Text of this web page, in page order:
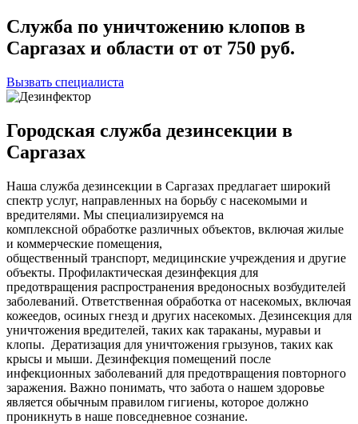
Служба по уничтожению клопов в
Саргазах и области от от 750 руб.
Вызвать специалиста
Городская служба дезинсекции в
Саргазах
Наша служба дезинсекции в Саргазах предлагает широкий
спектр услуг, направленных на борьбу с насекомыми и
вредителями. Мы специализируемся на
комплексной обработке различных объектов, включая жилые
и коммерческие помещения,
общественный транспорт, медицинские учреждения и другие
объекты. Профилактическая дезинфекция для
предотвращения распространения вредоносных возбудителей
заболеваний. Ответственная обработка от насекомых, включая
кожеедов, осиных гнезд и других насекомых. Дезинсекция для
уничтожения вредителей, таких как тараканы, муравьи и
клопы. Дератизация для уничтожения грызунов, таких как
крысы и мыши. Дезинфекция помещений после
инфекционных заболеваний для предотвращения повторного
заражения. Важно понимать, что забота о нашем здоровье
является обычным правилом гигиены, которое должно
проникнуть в наше повседневное сознание.